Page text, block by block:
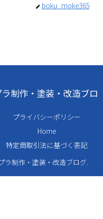
boku_moke365
制作・塗装・改造ブロ
プライバシーポリシー
Home
特定商取引法に基づく表記
ラ制作・塗装・改造ブログ.